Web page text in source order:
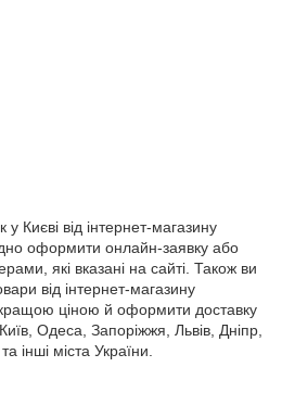
Києві від інтернет-магазину
оформити онлайн-заявку або
які вказані на сайті. Також ви
від інтернет-магазину
ціною й оформити доставку
Одеса, Запоріжжя, Львів, Дніпр,
інші міста України.